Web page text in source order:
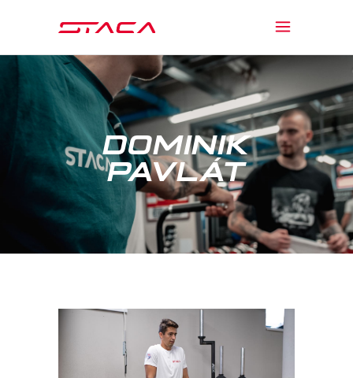
DOMINIK
PAVLÁT